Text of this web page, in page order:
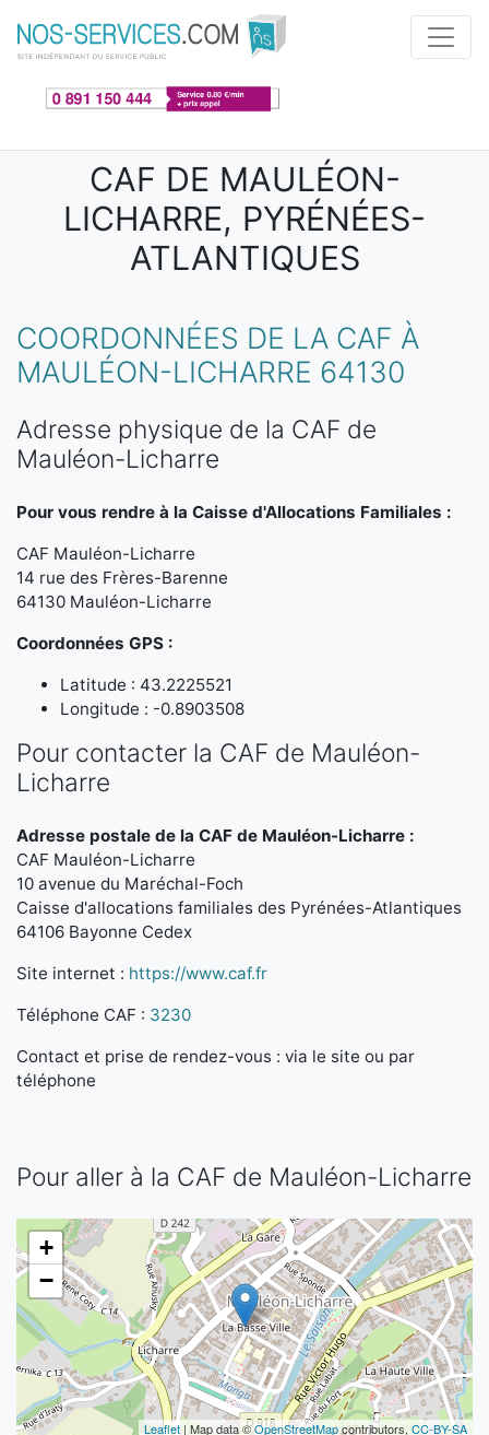
Aller au contenu principal
CAF DE MAULÉON-
LICHARRE, PYRÉNÉES-
ATLANTIQUES
COORDONNÉES DE LA CAF À
MAULÉON-LICHARRE 64130
Adresse physique de la CAF de
Mauléon-Licharre
Pour vous rendre à la Caisse d'Allocations Familiales :
CAF Mauléon-Licharre
14 rue des Frères-Barenne
64130 Mauléon-Licharre
Coordonnées GPS :
Latitude : 43.2225521
Longitude : -0.8903508
Pour contacter la CAF de Mauléon-
Licharre
Adresse postale de la CAF de Mauléon-Licharre :
CAF Mauléon-Licharre
10 avenue du Maréchal-Foch
Caisse d'allocations familiales des Pyrénées-Atlantiques
64106 Bayonne Cedex
Site internet : https://www.caf.fr
Téléphone CAF : 3230
Contact et prise de rendez-vous : via le site ou par
téléphone
Pour aller à la CAF de Mauléon-Licharre
+
−
Leaflet | Map data ©OpenStreetMapcontributors, CC-BY-SA